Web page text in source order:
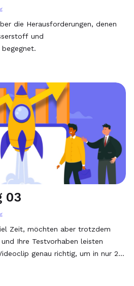
die Herausforderungen, denen
und
03
Zeit, möchten aber trotzdem
Ihre Testvorhaben leisten
genau richtig, um in nur 2